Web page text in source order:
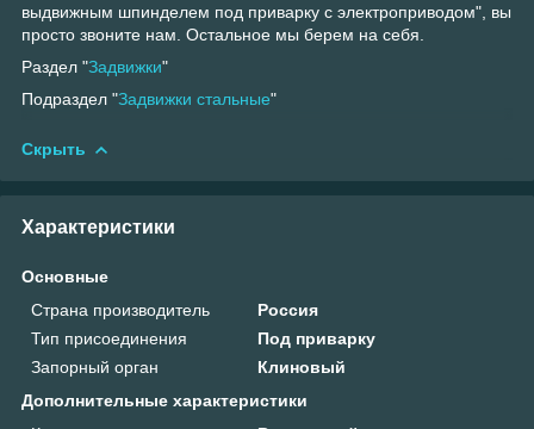
выдвижным шпинделем под приварку с электроприводом", вы
просто звоните нам. Остальное мы берем на себя.
Раздел "Задвижки"
Подраздел "Задвижки стальные"
Скрыть
Характеристики
Основные
Страна производитель
Россия
Тип присоединения
Под приварку
Запорный орган
Клиновый
Дополнительные характеристики